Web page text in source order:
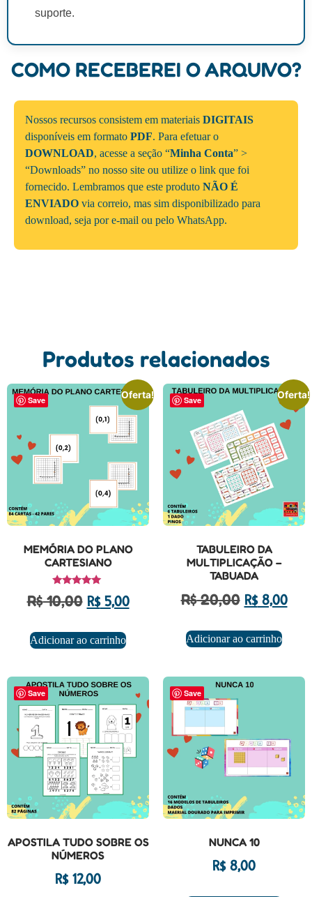
suporte.
COMO RECEBEREI O ARQUIVO?
Nossos recursos consistem em materiais DIGITAIS
disponíveis em formato PDF. Para efetuar o
DOWNLOAD, acesse a seção “Minha Conta” >
“Downloads” no nosso site ou utilize o link que foi
fornecido. Lembramos que este produto NÃO É
ENVIADO via correio, mas sim disponibilizado para
download, seja por e-mail ou pelo WhatsApp.
Produtos relacionados
Save
Oferta!
MEMÓRIA DO PLANO
CARTESIANO
Avaliação
5.00
de 5
R$10,00 R$5,00
Adicionar ao carrinho
Save
Oferta!
TABULEIRO DA
MULTIPLICAÇÃO –
TABUADA
R$20,00 R$8,00
Adicionar ao carrinho
Save
APOSTILA TUDO SOBRE OS
NÚMEROS
R$12,00
Save
NUNCA 10
R$8,00